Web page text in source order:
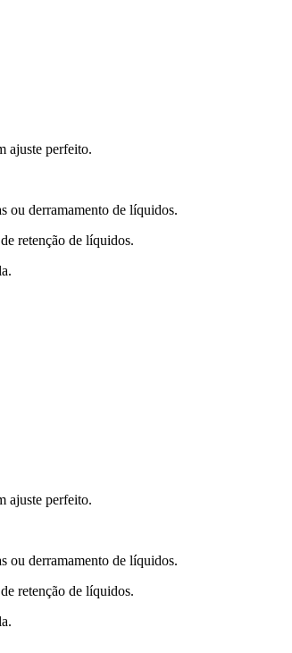
ajuste perfeito.
ou derramamento de líquidos.
retenção de líquidos.
ajuste perfeito.
ou derramamento de líquidos.
retenção de líquidos.